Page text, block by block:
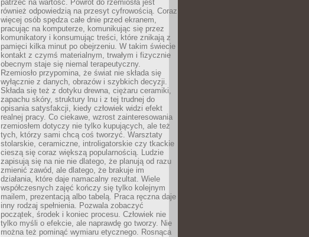
patrzeć na wartość. Powrót do rzemiosła jest
również odpowiedzią na przesyt cyfrowością. Coraz
więcej osób spędza całe dnie przed ekranem,
pracując na komputerze, komunikując się przez
komunikatory i konsumując treści, które znikają z
pamięci kilka minut po obejrzeniu. W takim świecie
kontakt z czymś materialnym, trwałym i fizycznie
obecnym staje się niemal terapeutyczny.
Rzemiosło przypomina, że świat nie składa się
wyłącznie z danych, obrazów i szybkich decyzji.
Składa się też z dotyku drewna, ciężaru ceramiki,
zapachu skóry, struktury lnu i z tej trudnej do
opisania satysfakcji, kiedy człowiek widzi efekt
realnej pracy. Co ciekawe, wzrost zainteresowania
rzemiosłem dotyczy nie tylko kupujących, ale też
tych, którzy sami chcą coś tworzyć. Warsztaty
stolarskie, ceramiczne, introligatorskie czy tkackie
cieszą się coraz większą popularnością. Ludzie
zapisują się na nie nie dlatego, że planują od razu
zmienić zawód, ale dlatego, że brakuje im
działania, które daje namacalny rezultat. Wiele
współczesnych zajęć kończy się tylko kolejnym
mailem, prezentacją albo tabelą. Praca ręczna daje
inny rodzaj spełnienia. Pozwala zobaczyć
początek, środek i koniec procesu. Człowiek nie
tylko myśli o efekcie, ale naprawdę go tworzy. Nie
można też pominąć wymiaru etycznego. Rosnąca